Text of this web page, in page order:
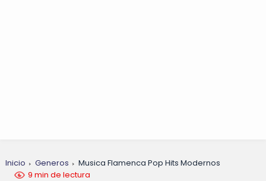
Inicio Generos
Musica Flamenca Pop Hits Modernos
9 min de lectura